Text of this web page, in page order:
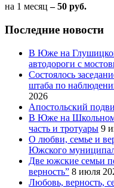
на 1 месяц – 50 руб.
Последние новости
В Юже на Глушицком
автодороги с
Состоялось
штаба по
2026
Апостольский
В Юже на Школьном
часть и тротуары 9
О любви, семье и
Южского
Две южские семьи
верность” 8 июля
Любовь, верность,